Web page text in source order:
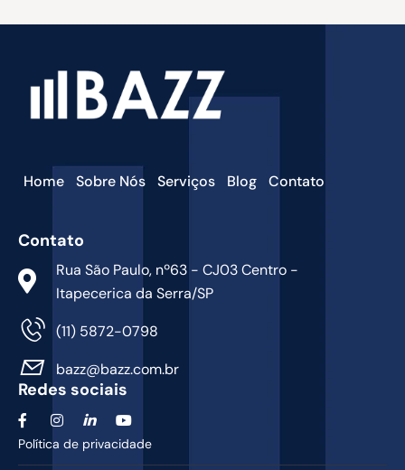
Home Sobre Nós Serviços Blog Contato
Contato
Rua São Paulo, nº63 - CJ03 Centro -
Itapecerica da Serra/SP
(11) 5872-0798
bazz@bazz.com.br
Redes sociais
Política de privacidade